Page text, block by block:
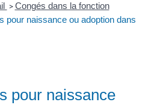
> Congés dans la fonction
pour naissance ou adoption dans
pour naissance